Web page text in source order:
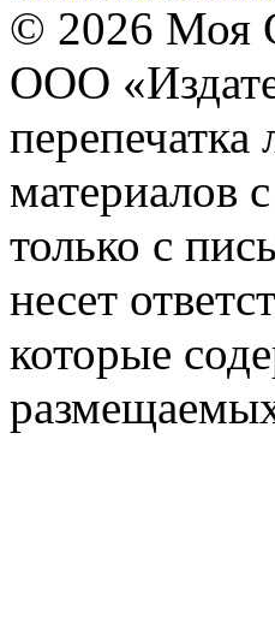
© 2026 Моя
ООО
материалов
только с
несет
которые